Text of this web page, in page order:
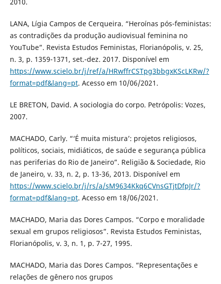
2010.
LANA, Lígia Campos de Cerqueira. “Heroínas pós-feministas:
as contradições da produção audiovisual feminina no
YouTube”. Revista Estudos Feministas, Florianópolis, v. 25,
n. 3, p. 1359-1371, set.-dez. 2017. Disponível em
https://www.scielo.br/j/ref/a/HRwffrCSTpg3bbgxKScLKRw/?
format=pdf&lang=pt. Acesso em 10/06/2021.
LE BRETON, David. A sociologia do corpo. Petrópolis: Vozes,
2007.
MACHADO, Carly. “‘É muita mistura’: projetos religiosos,
políticos, sociais, midiáticos, de saúde e segurança pública
nas periferias do Rio de Janeiro”. Religião & Sociedade, Rio
de Janeiro, v. 33, n. 2, p. 13-36, 2013. Disponível em
https://www.scielo.br/j/rs/a/sM9634Kkq6CVnsGTjtDfpJr/?
format=pdf&lang=pt. Acesso em 18/06/2021.
MACHADO, Maria das Dores Campos. “Corpo e moralidade
sexual em grupos religiosos”. Revista Estudos Feministas,
Florianópolis, v. 3, n. 1, p. 7-27, 1995.
MACHADO, Maria das Dores Campos. “Representações e
relações de gênero nos grupos